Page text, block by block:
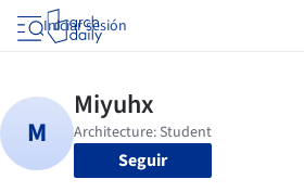
Iniciar sesión
Seguir